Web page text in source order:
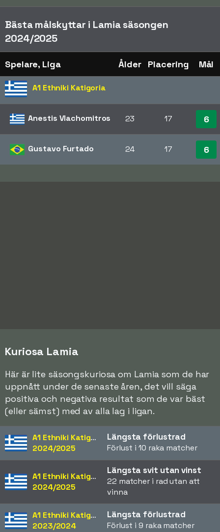
Bästa målskyttar i Lamia säsongen
2024/2025
Spelare, Liga Ålder Placering Mål
A1 Ethniki Katigoria
Anestis Vlachomitros 23 17 6
Gustavo Furtado 24 17 6
Kuriosa Lamia
Här är lite säsongskuriosa om Lamia som de har
uppnått under de senaste åren, det vill säga
positiva och negativa resultat som de var bäst
(eller sämst) med av alla lag i ligan.
A1 Ethniki Katigoria
2024/2025
Längsta förlustrad
Förlust i 10 raka matcher
A1 Ethniki Katigoria
2024/2025
Längsta svit utan vinst
22 matcher i rad utan att
vinna
A1 Ethniki Katigoria
2023/2024
Längsta förlustrad
Förlust i 9 raka matcher